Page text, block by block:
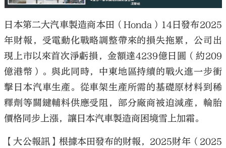
大公文匯
日本第二大汽車製造商本田（Honda）14日發布2025
年財報，受電動化戰略調整帶來的損失拖累，公司出
現上市以來首次淨虧損，金額達4239億日圓（約209
億港幣）。與此同時，中東地區持續的戰火進一步衝
擊日本汽車生產。從車架生產所需的基礎原材料到稀
釋劑等關鍵輔料供應受阻，部分廠商被迫減產，輪胎
價格同步上漲，讓日本汽車製造商困境雪上加霜。
【大公報訊】根據本田發布的財報，2025財年（2025